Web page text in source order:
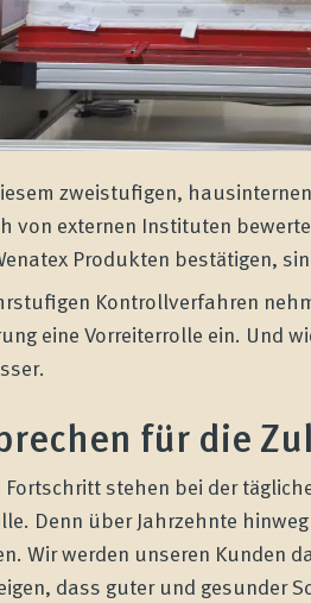
zweistufigen,
von externen Instituten
Produkten bestätigen,
Kontrollverfahren
eine Vorreiterrolle ein. Und
für die
stehen bei der
Denn über Jahrzehnte
Wir werden unseren Kunden
dass guter und gesunder